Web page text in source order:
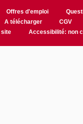
Offres d'emploi
A télécharger CGV
site
Accessibilité: non